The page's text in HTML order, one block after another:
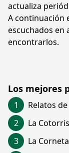
actualiza
A continuación
escuchados en
encontrarlos.
Los mejores
1
Relatos
2
La
3
La Corneta